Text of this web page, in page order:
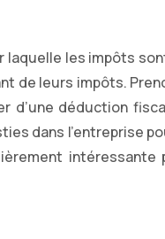
les impôts
leurs impôts.
déduction
dans l’entreprise